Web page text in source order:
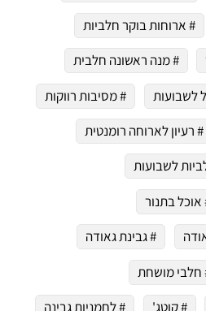
# ארוחות בוקר חלביות
# מנה ראשונה חלבית
לשבועות
# מסיבות רווקות
# רעיון לארוחה רומנטית
לשבועות
אוכל בתנור
# גבינת גאודה
חלבי מושחת
# קוטג' # לחמניות גבינה